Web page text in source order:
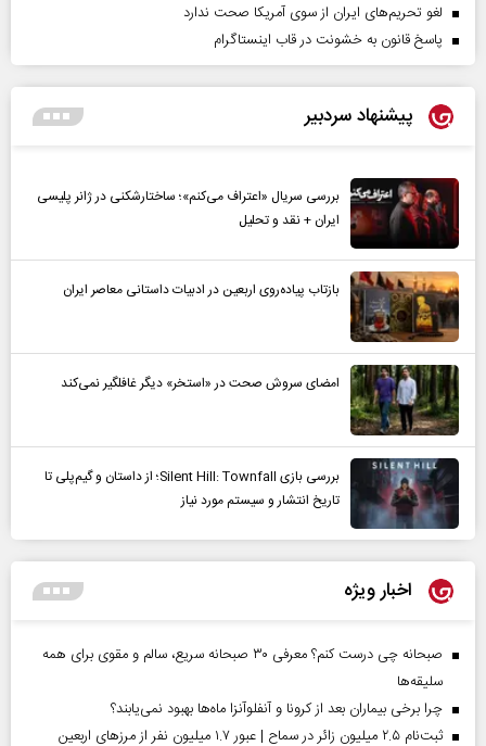
لغو تحریم‌های ایران از سوی آمریکا صحت ندارد
پاسخ قانون به خشونت در قاب اینستاگرام
پیشنهاد سردبیر
بررسی سریال «اعتراف می‌کنم»؛ ساختارشکنی در ژانر پلیسی
ایران + نقد و تحلیل
بازتاب پیاده‌روی اربعین در ادبیات داستانی معاصر ایران
امضای سروش صحت در «استخر» دیگر غافلگیر نمی‌کند
بررسی بازی Silent Hill: Townfall؛ از داستان و گیم‌پلی تا
تاریخ انتشار و سیستم مورد نیاز
اخبار ویژه
صبحانه چی درست کنم؟ معرفی ۳۰ صبحانه سریع، سالم و مقوی برای همه
سلیقه‌ها
چرا برخی بیماران بعد از کرونا و آنفلوآنزا ماه‌ها بهبود نمی‌یابند؟
ثبت‌نام ۲.۵ میلیون زائر در سماح | عبور ۱.۷ میلیون نفر از مرز‌های اربعین